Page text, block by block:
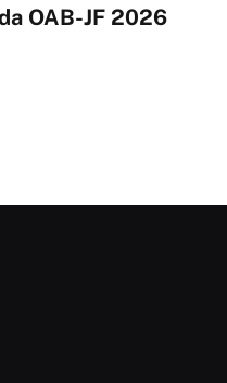
OAB-JF 2026